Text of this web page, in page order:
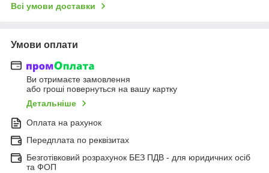
Всі умови доставки
Умови оплати
Ви отримаєте замовлення
або гроші повернуться на вашу картку
Детальніше
Оплата на рахунок
Передплата по реквізитах
Безготівковий розрахунок БЕЗ ПДВ - для юридичних осіб
та ФОП